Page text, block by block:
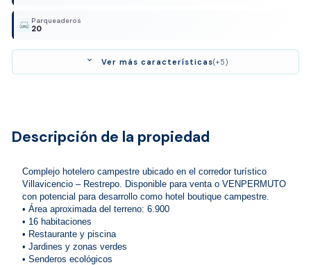
Parqueaderos
20
expand_more Ver más características(+5)
Descripción de la propiedad
Complejo hotelero campestre ubicado en el corredor turístico
Villavicencio – Restrepo. Disponible para venta o VENPERMUTO
con potencial para desarrollo como hotel boutique campestre.
• Área aproximada del terreno: 6.900
• 16 habitaciones
• Restaurante y piscina
• Jardines y zonas verdes
• Senderos ecológicos